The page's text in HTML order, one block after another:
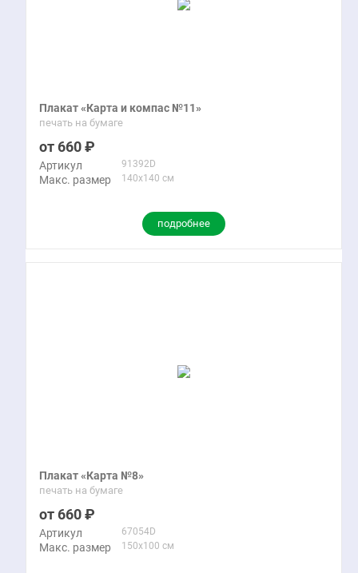
Плакат «Карта и компас №11»
печать на бумаге
660
Артикул 91392D
Макс. размер 140x140 см
подробнее
Плакат «Карта №8»
печать на бумаге
660
Артикул 67054D
Макс. размер 150x100 см